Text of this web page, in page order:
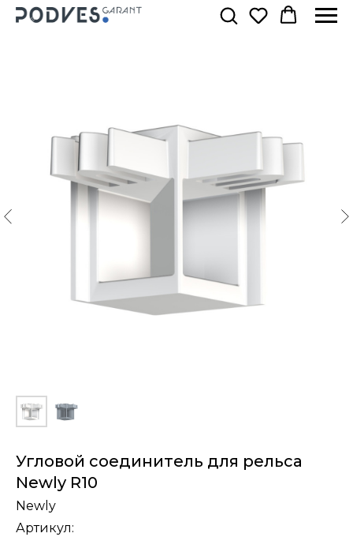
Угловой соединитель для рельса
Newly R10
Newly
Артикул: